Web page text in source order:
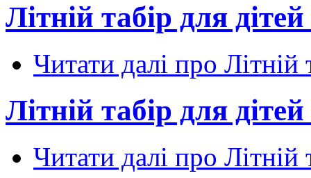
Літній табір для
Читати далі про Літній
Літній табір для
Читати далі про Літній